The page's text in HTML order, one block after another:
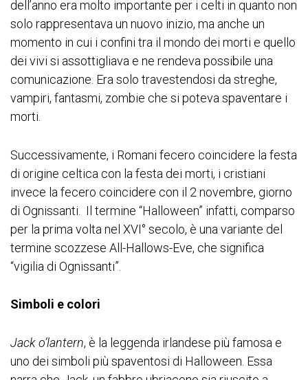
dell’anno era molto importante per i celti in quanto non
solo rappresentava un nuovo inizio, ma anche un
momento in cui i confini tra il mondo dei morti e quello
dei vivi si assottigliava e ne rendeva possibile una
comunicazione. Era solo travestendosi da streghe,
vampiri, fantasmi, zombie che si poteva spaventare i
morti.
Successivamente, i Romani fecero coincidere la festa
di origine celtica con la festa dei morti, i cristiani
invece la fecero coincidere con il 2 novembre, giorno
di Ognissanti. Il termine “Halloween” infatti, comparso
per la prima volta nel XVI° secolo, è una variante del
termine scozzese All-Hallows-Eve, che significa
“vigilia di Ognissanti”.
Simboli e colori
Jack o’lantern, è la leggenda irlandese più famosa e
uno dei simboli più spaventosi di Halloween. Essa